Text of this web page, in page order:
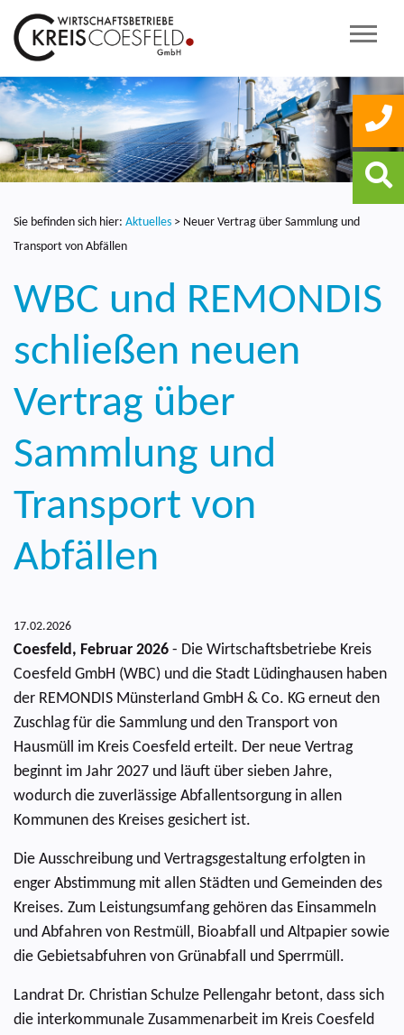
Sie befinden sich hier: Aktuelles > Neuer Vertrag über Sammlung und
Transport von Abfällen
WBC und REMONDIS
schließen neuen
Vertrag über
Sammlung und
Transport von
Abfällen
17.02.2026
Coesfeld, Februar 2026 - Die Wirtschaftsbetriebe Kreis
Coesfeld GmbH (WBC) und die Stadt Lüdinghausen haben
der REMONDIS Münsterland GmbH & Co. KG erneut den
Zuschlag für die Sammlung und den Transport von
Hausmüll im Kreis Coesfeld erteilt. Der neue Vertrag
beginnt im Jahr 2027 und läuft über sieben Jahre,
wodurch die zuverlässige Abfallentsorgung in allen
Kommunen des Kreises gesichert ist.
Die Ausschreibung und Vertragsgestaltung erfolgten in
enger Abstimmung mit allen Städten und Gemeinden des
Kreises. Zum Leistungsumfang gehören das Einsammeln
und Abfahren von Restmüll, Bioabfall und Altpapier sowie
die Gebietsabfuhren von Grünabfall und Sperrmüll.
Landrat Dr. Christian Schulze Pellengahr betont, dass sich
die interkommunale Zusammenarbeit im Kreis Coesfeld